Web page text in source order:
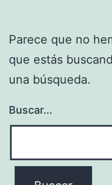
Parece que no
que estás
una búsqueda.
Buscar...